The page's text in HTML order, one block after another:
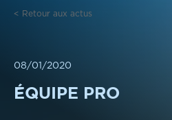
< Retour aux actus
08/01/2020
ÉQUIPE PRO